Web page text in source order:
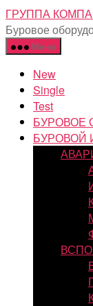
Перейти
к
содержимому
ГРУППА
Буровое
Меню
New
Single
Test
БУРОВОЕ
БУРОВОЙ